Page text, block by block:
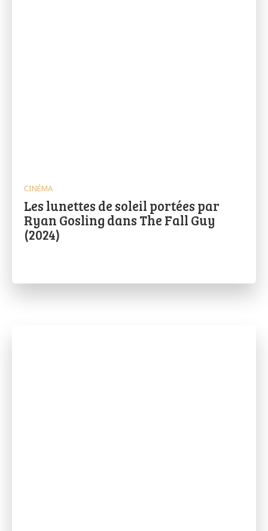
CINÉMA
Les lunettes de soleil portées par
Ryan Gosling dans The Fall Guy
(2024)